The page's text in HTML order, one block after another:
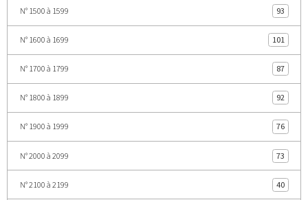
N° 1500 à 1599 93
N° 1600 à 1699 101
N° 1700 à 1799 87
N° 1800 à 1899 92
N° 1900 à 1999 76
N° 2000 à 2099 73
N° 2100 à 2199 40